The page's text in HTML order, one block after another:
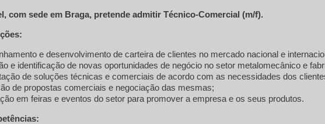
com sede em Braga, pretende admitir Técnico-Comercial (m/f).
e desenvolvimento de carteira de clientes no mercado nacional e
e identificação de novas oportunidades de negócio no setor metalomecânico e
de soluções técnicas e comerciais de acordo com as necessidades dos
de propostas comerciais e negociação das mesmas;
em feiras e eventos do setor para promover a empresa e os seus produtos.